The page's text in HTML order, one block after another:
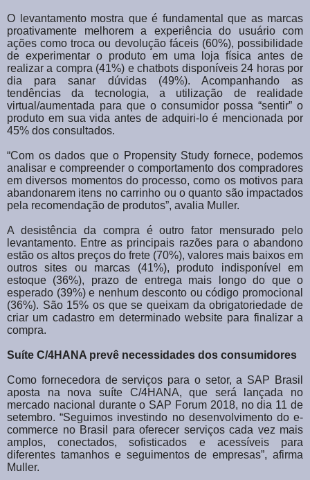
O levantamento mostra que é fundamental que as marcas
proativamente melhorem a experiência do usuário com
ações como troca ou devolução fáceis (60%), possibilidade
de experimentar o produto em uma loja física antes de
realizar a compra (41%) e chatbots disponíveis 24 horas por
dia para sanar dúvidas (49%). Acompanhando as
tendências da tecnologia, a utilização de realidade
virtual/aumentada para que o consumidor possa “sentir” o
produto em sua vida antes de adquiri-lo é mencionada por
45% dos consultados.
“Com os dados que o Propensity Study fornece, podemos
analisar e compreender o comportamento dos compradores
em diversos momentos do processo, como os motivos para
abandonarem itens no carrinho ou o quanto são impactados
pela recomendação de produtos”, avalia Muller.
A desistência da compra é outro fator mensurado pelo
levantamento. Entre as principais razões para o abandono
estão os altos preços do frete (70%), valores mais baixos em
outros sites ou marcas (41%), produto indisponível em
estoque (36%), prazo de entrega mais longo do que o
esperado (39%) e nenhum desconto ou código promocional
(36%). São 15% os que se queixam da obrigatoriedade de
criar um cadastro em determinado website para finalizar a
compra.
Suíte C/4HANA prevê necessidades dos consumidores
Como fornecedora de serviços para o setor, a SAP Brasil
aposta na nova suíte C/4HANA, que será lançada no
mercado nacional durante o SAP Forum 2018, no dia 11 de
setembro. “Seguimos investindo no desenvolvimento do e-
commerce no Brasil para oferecer serviços cada vez mais
amplos, conectados, sofisticados e acessíveis para
diferentes tamanhos e seguimentos de empresas”, afirma
Muller.